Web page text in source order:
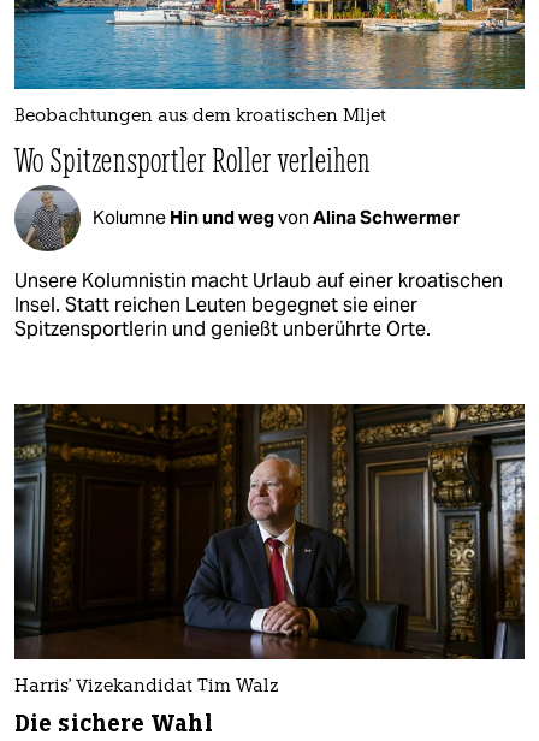
Beobachtungen aus dem kroatischen Mljet
Wo Spitzensportler Roller verleihen
Kolumne Hin und wegvon Alina Schwermer
Unsere Kolumnistin macht Urlaub auf einer kroatischen
Insel. Statt reichen Leuten begegnet sie einer
Spitzensportlerin und genießt unberührte Orte.
Harris' Vizekandidat Tim Walz
Die sichere Wahl